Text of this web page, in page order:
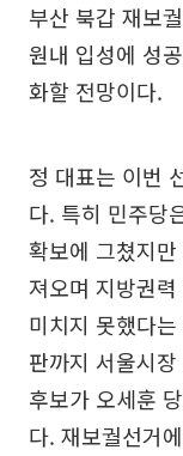
부산 북갑 재보
원내 입성에 성
화할 전망이다.
정 대표는 이번
다. 특히 민주당
확보에 그쳤지
져오며 지방권
미치지 못했다
판까지 서울시
후보가 오세훈
다. 재보궐선거